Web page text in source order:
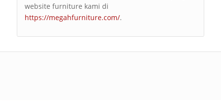
website furniture kami di
https://megahfurniture.com/.